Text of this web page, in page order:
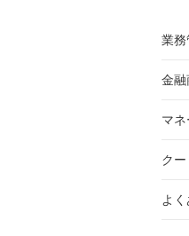
業
金
マ
ク
よ